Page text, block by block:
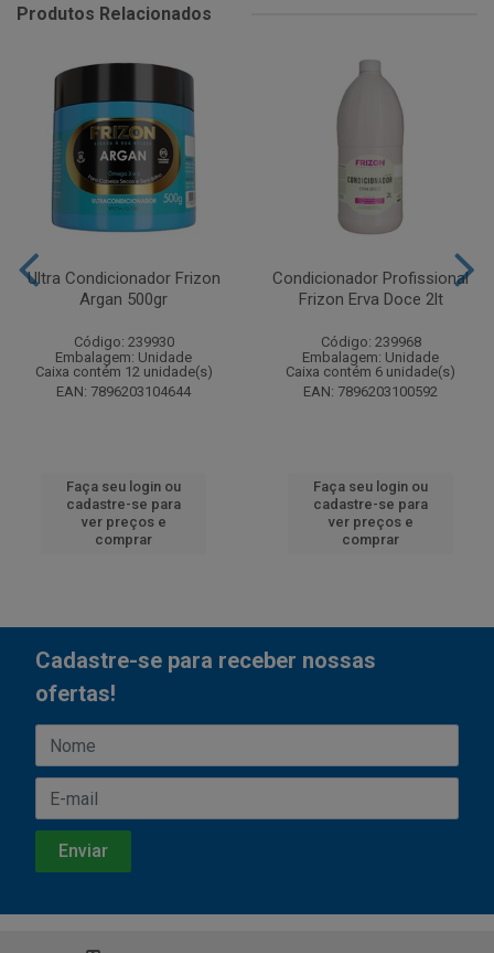
Produtos Relacionados
Ultra Condicionador Frizon
Argan 500gr
Código: 239930
Embalagem: Unidade
Caixa contém 12 unidade(s)
EAN: 7896203104644
Faça seu login ou
cadastre-se para
ver preços e
comprar
Condicionador Profissional
Frizon Erva Doce 2lt
Código: 239968
Embalagem: Unidade
Caixa contém 6 unidade(s)
EAN: 7896203100592
Faça seu login ou
cadastre-se para
ver preços e
comprar
Cadastre-se para receber nossas
ofertas!